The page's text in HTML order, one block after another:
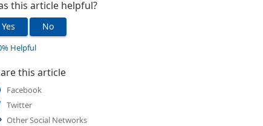
this article helpful?
Yes No
Helpful
this article
Facebook
Twitter
Other Social Networks